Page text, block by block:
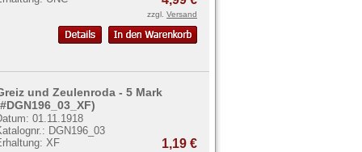
zzgl. Versand
und Zeulenroda - 5 Mark
01.11.1918
DGN196_03
XF
1,19 €